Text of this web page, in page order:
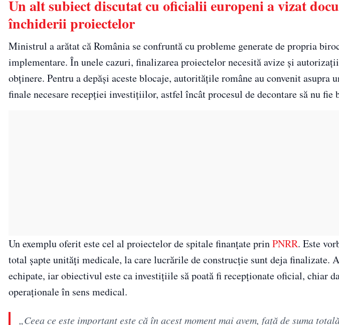
Un alt subiect discutat cu oficialii europeni a vizat
închiderii proiectelor
Ministrul a arătat că România se confruntă cu probleme generate de propria
implementare. În unele cazuri, finalizarea proiectelor necesită avize și
obținere. Pentru a depăși aceste blocaje, autoritățile române au convenit asupra
finale necesare recepției investițiilor, astfel încât procesul de decontare să nu fie
Un exemplu oferit este cel al proiectelor de spitale finanțate prinPNRR. Este
total șapte unități medicale, la care lucrările de construcție sunt deja finalizate.
echipate, iar obiectivul este ca investițiile să poată fi recepționate oficial, chiar
operaționale în sens medical.
„Ceea ce este important este că în acest moment mai avem, faţă de suma